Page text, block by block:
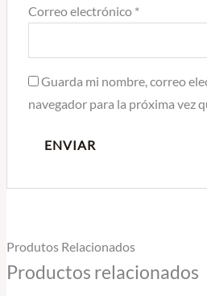
Correo electrónico *
Guarda mi nombre, correo
navegador para la próxima vez
Produtos Relacionados
Productos relacionados